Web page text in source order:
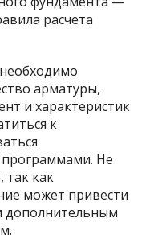
арматуры,
и характеристик
к
Не
так как
может привести
дополнительным